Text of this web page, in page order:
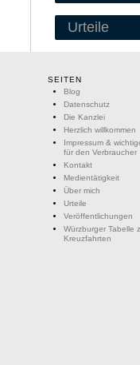
Urteile
SEITEN
Blog
Datenschutz
Die Kanzlei
Herzlich willkommen
Impressum &
für den Verbraucher
Kontakt
Medientätigkeit
Über mich
Urteile
Veröffentlichungen
Würzburger Tabelle
Kreuzfahrten